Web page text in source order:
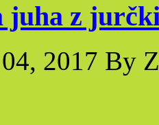
juha z
2017 By